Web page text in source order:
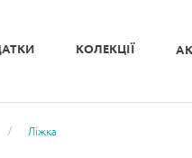
КОЛЕКЦІЇ
/ Ліжка